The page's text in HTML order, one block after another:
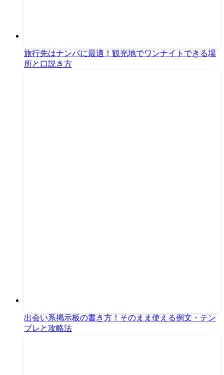
旅行先はナンパに最適！観光地でワンナイトできる場
所と口説き方
出会い系掲示板の書き方！そのまま使える例文・テン
プレと攻略法